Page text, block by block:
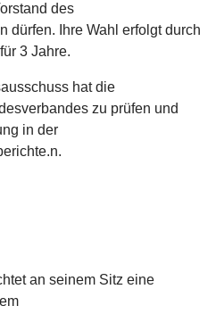
des
dürfen. Ihre Wahl erfolgt durch
3 Jahre.
hat die
zu prüfen und
in der
an seinem Sitz eine